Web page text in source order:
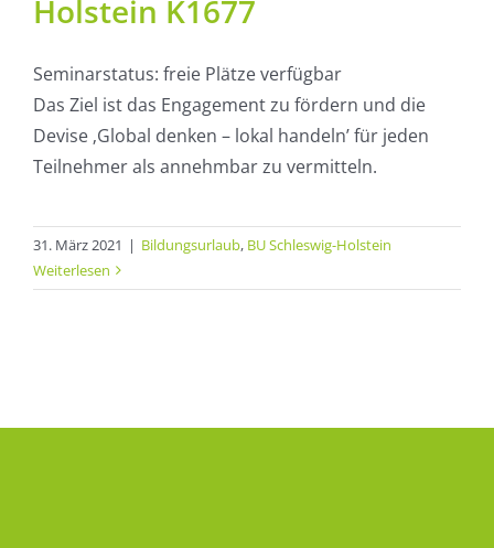
Holstein K1677
Seminarstatus: freie Plätze verfügbar
Das Ziel ist das Engagement zu fördern und die
Devise ‚Global denken – lokal handeln’ für jeden
Teilnehmer als annehmbar zu vermitteln.
31. März 2021 | Bildungsurlaub, BU Schleswig-Holstein
Weiterlesen